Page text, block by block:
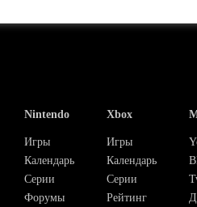
Nintendo
Игры
Календарь
Серии
Форумы
Xbox
Игры
Календарь
Серии
Рейтинг